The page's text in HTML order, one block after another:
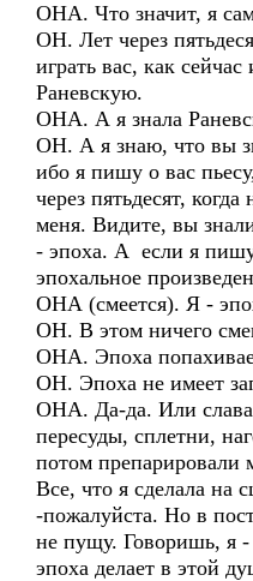
ОНА. Что значит, я
ОН. Лет через
играть вас, как
Раневскую.
ОНА. А я знала
ОН. А я знаю, что вы
ибо я пишу о вас
через пятьдесят,
меня. Видите, вы
- эпоха. А если я
эпохальное
ОНА (смеется). Я -
ОН. В этом ничего
ОНА. Эпоха
ОН. Эпоха не имеет
ОНА. Да-да. Или слава
пересуды, сплетни,
потом
Все, что я сделала на
-пожалуйста. Но в
не пущу. Говоришь, я -
эпоха делает в этой